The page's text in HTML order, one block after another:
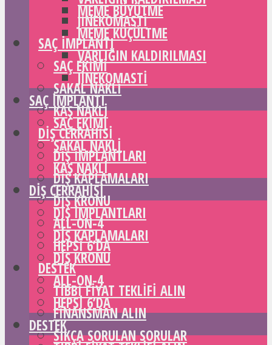
JINEKOMASTI
SAÇ IMPLANTI
SAÇ EKIMI
SAKAL NAKLI
KAŞ NAKLI
DIŞ CERRAHISI
DIŞ IMPLANTLARI
DIŞ KAPLAMALARI
DIŞ KRONU
ALL-ON-4
HEPSI 6’DA
DESTEK
TIBBI FIYAT TEKLIFI ALIN
FINANSMAN ALIN
SIKÇA SORULAN SORULAR
MEME BÜYÜTME
MEME KÜÇÜLTME
VARLIĞIN KALDIRILMASI
JINEKOMASTI
SAÇ IMPLANTI
SAÇ EKIMI
SAKAL NAKLI
KAŞ NAKLI
DIŞ CERRAHISI
DIŞ IMPLANTLARI
DIŞ KAPLAMALARI
DIŞ KRONU
ALL-ON-4
HEPSI 6’DA
DESTEK